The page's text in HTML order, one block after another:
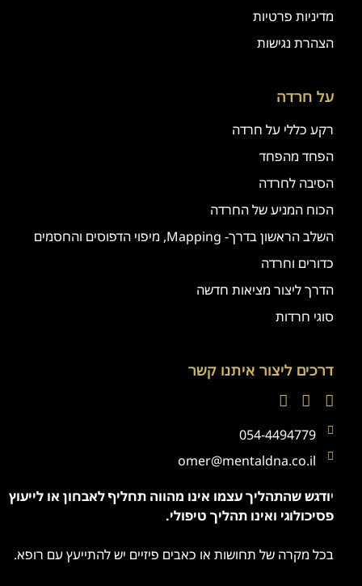
מדיניות פרטיות
הצהרת נגישות
על חרדה
רקע כללי על חרדה
הפחד מהפחד
הסיבה לחרדה
הכוח המניע של החרדה
השלב הראשון בדרך- Mapping, מיפוי הדפוסים והחסמים
כדורים וחרדה
הדרך ליצור מציאות חדשה
סוגי חרדות
דרכים ליצור איתנו קשר
054-4494779
omer@mentaldna.co.il
יודגש שהתהליך עצמו אינו מהווה תחליף לאבחון או לייעוץ
פסיכולוגי ואינו תהליך טיפולי.
בכל מקרה של תחושות או כאבים פיזיים יש להתייעץ עם רופא.